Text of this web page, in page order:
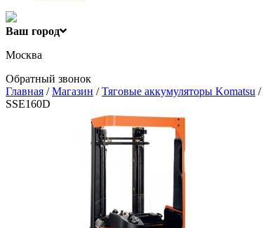
Ваш город
Москва
Обратный звонок
Главная /Магазин /Тяговые аккумуляторы Komatsu /
SSE160D